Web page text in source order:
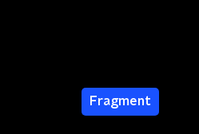
Fragment